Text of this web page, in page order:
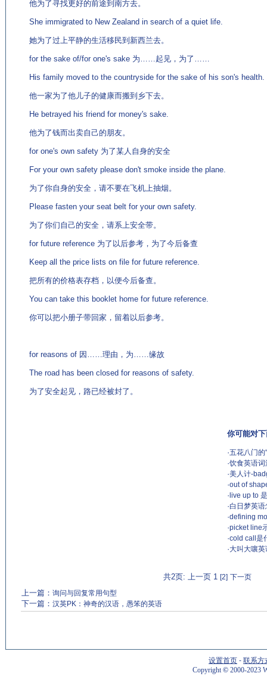
他为了寻找更好的前途到南方去。
She immigrated to New Zealand in search of a quiet life.
她为了过上平静的生活移民到新西兰去。
for the sake of/for one's sake 为……起见，为了……
His family moved to the countryside for the sake of his son's health.
他一家为了他儿子的健康而搬到乡下去。
He betrayed his friend for money's sake.
他为了钱而出卖自己的朋友。
for one's own safety 为了某人自身的安全
For your own safety please don't smoke inside the plane.
为了你自身的安全，请不要在飞机上抽烟。
Please fasten your seat belt for your own safety.
为了你们自己的安全，请系上安全带。
for future reference 为了以后参考，为了今后备查
Keep all the price lists on file for future reference.
把所有的价格表存档，以便今后备查。
You can take this booklet home for future reference.
你可以把小册子带回家，留着以后参考。
for reasons of 因……理由，为……缘故
The road has been closed for reasons of safety.
为了安全起见，路已经被封了。
你可能对
·五花八门的
·饮食英语词
·美人计-
·out of
· live up to
·白日梦英
·defining
·picket line
·cold call是
·大叫大嚷
共2页: 上一页 1 [2] 下一页
上一篇： 询问与回复常用句型
下一篇： 汉英PK：神奇的汉语，愚笨的英语
设置首页 - 联系方
Copyright©2000-2023